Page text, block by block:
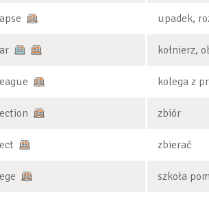
upadek,
kołnierz,
kolega z
zbiór
zbierać
szkoła